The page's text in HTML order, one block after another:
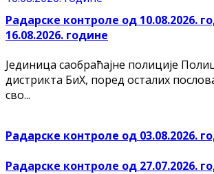
Радарске контроле од 10.08.2026.
16.08.2026. године
Јединица саобраћајне полиције
дистрикта БиХ, поред осталих
сво...
Радарске контроле од 03.08.2026.
Радарске контроле од 27.07.2026.